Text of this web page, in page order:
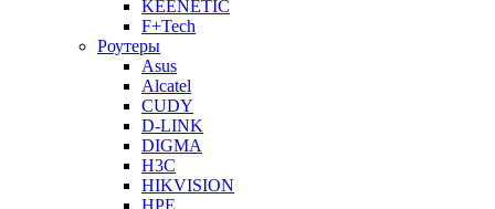
KEENETIC
F+Tech
Роутеры
Asus
Alcatel
CUDY
D-LINK
DIGMA
H3C
HIKVISION